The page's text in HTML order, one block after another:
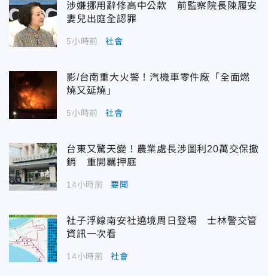
涉嫌挪用辭修高中公款 前監察院長陳履安
妻兒出庭全認罪
5小時前 社會
影/台南重大火警！汽機車零件廠「全面燃
燒又延燒」
5小時前 社會
台東又驚天變！農業處長涉圖利20萬交保撤
銷 重開羈押庭
14小時前 要聞
社子浮線南安社遶境周日登場 士林警交管
資訊一次看
14小時前 社會